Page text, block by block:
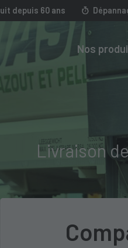
depuis 60 ans
Nos
Livraison